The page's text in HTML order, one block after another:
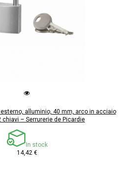
alluminio, 40 mm, arco in acciaio
chiavi – Serrurerie de Picardie
In stock
14,42 €